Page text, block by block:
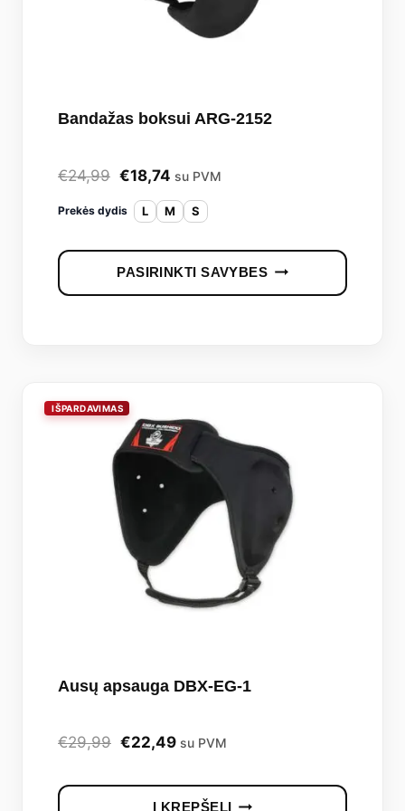
Bandažas boksui ARG-2152
€24,99 Original
price
€24,99.
€18,74 Current
price
€18,74.
su PVM
Prekės dydis L M S
PASIRINKTI SAVYBES
This
Ausų apsauga DBX-EG-1
€29,99 Original
was:
€22,49Current
is:
su PVM
Į KREPŠELĮ